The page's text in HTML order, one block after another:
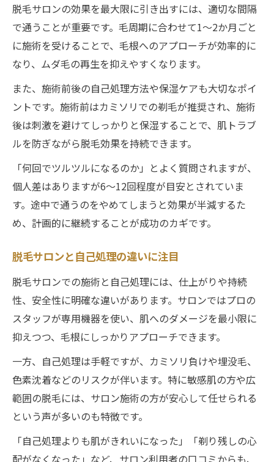
脱毛サロンの効果を最大限に引き出すには、適切な間隔
で通うことが重要です。毛周期に合わせて1〜2か月ごと
に施術を受けることで、毛根へのアプローチが効率的に
なり、ムダ毛の再生を抑えやすくなります。
また、施術前後の自己処理方法や保湿ケアも大切なポイ
ントです。施術前はカミソリでの剃毛が推奨され、施術
後は刺激を避けてしっかりと保湿することで、肌トラブ
ルを防ぎながら脱毛効果を持続できます。
「何回でツルツルになるのか」とよく質問されますが、
個人差はありますが6〜12回程度が目安とされていま
す。途中で通うのをやめてしまうと効果が半減するた
め、計画的に継続することが成功のカギです。
脱毛サロンと自己処理の違いに注目
脱毛サロンでの施術と自己処理には、仕上がりや持続
性、安全性に明確な違いがあります。サロンではプロの
スタッフが専用機器を使い、肌へのダメージを最小限に
抑えつつ、毛根にしっかりアプローチできます。
一方、自己処理は手軽ですが、カミソリ負けや埋没毛、
色素沈着などのリスクが伴います。特に敏感肌の方や広
範囲の脱毛には、サロン施術の方が安心して任せられる
という声が多いのも特徴です。
「自己処理よりも肌がきれいになった」「剃り残しの心
配がなくなった」など、サロン利用者の口コミからも、